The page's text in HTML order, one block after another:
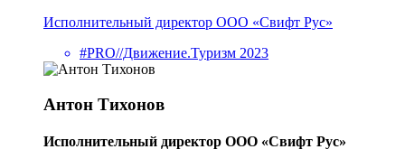
Исполнительный директор ООО «Свифт Рус»
#PRO//Движение.Туризм 2023
Антон Тихонов
Исполнительный директор ООО «Свифт Рус»